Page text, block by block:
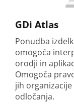
GDi Atlas
Ponudba
omogoča
orodji in
Omogoča
jih
odločanja.